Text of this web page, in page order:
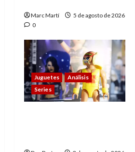
Marc Martí
5 de agosto de 2026
0
Juguetes
Análisis
Series